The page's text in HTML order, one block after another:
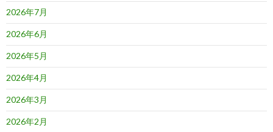
2026年7月
2026年6月
2026年5月
2026年4月
2026年3月
2026年2月